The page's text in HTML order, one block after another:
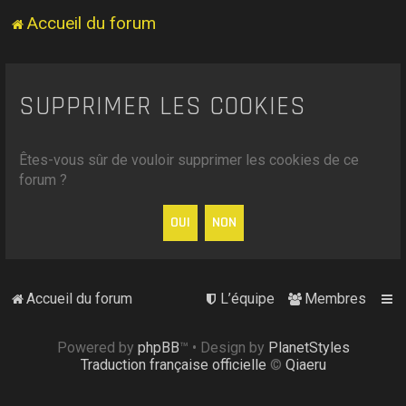
Accueil du forum
SUPPRIMER LES COOKIES
Êtes-vous sûr de vouloir supprimer les cookies de ce
forum ?
Accueil du forum Membres
L’équipe
Powered by phpBB™ • Design by PlanetStyles
Traduction française officielle © Qiaeru